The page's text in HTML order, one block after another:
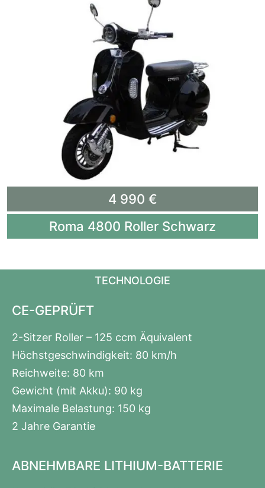
4 990 €
Roma 4800 Roller Schwarz
TECHNOLOGIE
CE-GEPRÜFT
2-Sitzer Roller – 125 ccm Äquivalent
Höchstgeschwindigkeit: 80 km/h
Reichweite: 80 km
Gewicht (mit Akku): 90 kg
Maximale Belastung: 150 kg
2 Jahre Garantie
ABNEHMBARE LITHIUM-BATTERIE